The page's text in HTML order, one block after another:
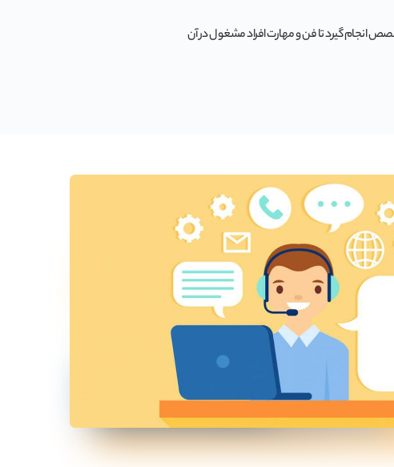
انجام گیرد تا فن و مهارت افراد مشغول در آن